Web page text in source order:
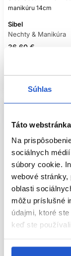
Súhlas
Táto
Na
sociálnych
súbory cookie.
webové
oblasti
môžu príslušné
údajmi, ktoré
keď ste
manikúru 14cm
Sibel
Nechty & Manikúra
36.60 €
Oficiálna distribúcia
Sibel sklenený pilník